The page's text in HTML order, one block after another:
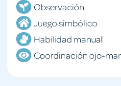
Observación
Juego simbólico
Habilidad manual
Coordinación ojo-